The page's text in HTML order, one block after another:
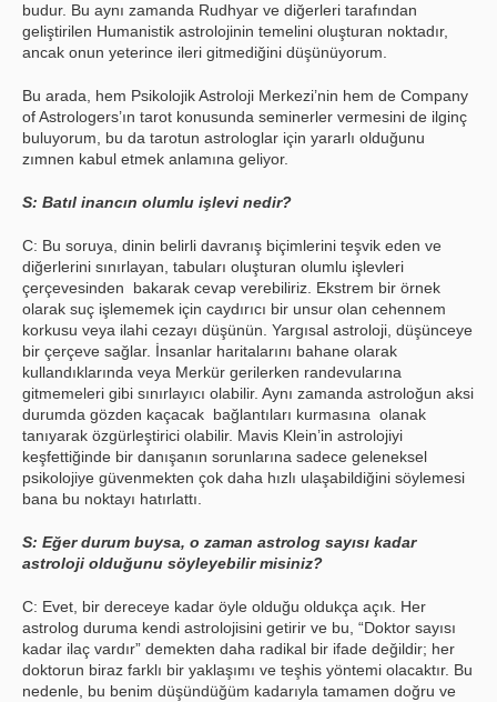
budur. Bu aynı zamanda Rudhyar ve diğerleri tarafından
geliştirilen Humanistik astrolojinin temelini oluşturan noktadır,
ancak onun yeterince ileri gitmediğini düşünüyorum.
Bu arada, hem Psikolojik Astroloji Merkezi’nin hem de Company
of Astrologers’ın tarot konusunda seminerler vermesini de ilginç
buluyorum, bu da tarotun astrologlar için yararlı olduğunu
zımnen kabul etmek anlamına geliyor.
S: Batıl inancın olumlu işlevi nedir?
C: Bu soruya, dinin belirli davranış biçimlerini teşvik eden ve
diğerlerini sınırlayan, tabuları oluşturan olumlu işlevleri
çerçevesinden bakarak cevap verebiliriz. Ekstrem bir örnek
olarak suç işlememek için caydırıcı bir unsur olan cehennem
korkusu veya ilahi cezayı düşünün. Yargısal astroloji, düşünceye
bir çerçeve sağlar. İnsanlar haritalarını bahane olarak
kullandıklarında veya Merkür gerilerken randevularına
gitmemeleri gibi sınırlayıcı olabilir. Aynı zamanda astroloğun aksi
durumda gözden kaçacak bağlantıları kurmasına olanak
tanıyarak özgürleştirici olabilir. Mavis Klein’in astrolojiyi
keşfettiğinde bir danışanın sorunlarına sadece geleneksel
psikolojiye güvenmekten çok daha hızlı ulaşabildiğini söylemesi
bana bu noktayı hatırlattı.
S: Eğer durum buysa, o zaman astrolog sayısı kadar
astroloji olduğunu söyleyebilir misiniz?
C: Evet, bir dereceye kadar öyle olduğu oldukça açık. Her
astrolog duruma kendi astrolojisini getirir ve bu, “Doktor sayısı
kadar ilaç vardır” demekten daha radikal bir ifade değildir; her
doktorun biraz farklı bir yaklaşımı ve teşhis yöntemi olacaktır. Bu
nedenle, bu benim düşündüğüm kadarıyla tamamen doğru ve